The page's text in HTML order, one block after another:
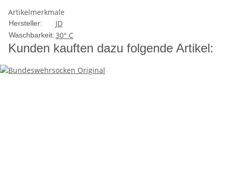
Artikelmerkmale
Hersteller: JD
Waschbarkeit:30° C
Kunden kauften dazu folgende Artikel: